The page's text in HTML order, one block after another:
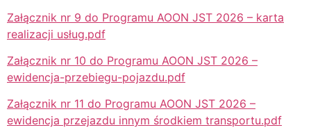
Załącznik nr 9 do Programu AOON JST 2026 – karta
realizacji usług.pdf
Załącznik nr 10 do Programu AOON JST 2026 –
ewidencja-przebiegu-pojazdu.pdf
Załącznik nr 11 do Programu AOON JST 2026 –
ewidencja przejazdu innym środkiem transportu.pdf